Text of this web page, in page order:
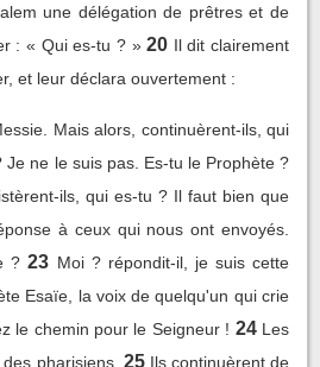
une délégation de prêtres et de
: « Qui es-tu ? » 20 Il dit clairement
et leur déclara ouvertement :
Mais alors, continuèrent-ils, qui
Je ne le suis pas. Es-tu le Prophète ?
ils, qui es-tu ? Il faut bien que
à ceux qui nous ont envoyés.
? 23 Moi ? répondit-il, je suis cette
Esaïe, la voix de quelqu'un qui crie
le chemin pour le Seigneur ! 24 Les
pharisiens. 25 Ils continuèrent de